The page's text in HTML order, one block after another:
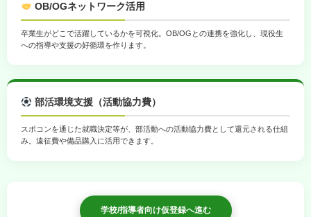
OB/OGネットワーク活用
卒業生がどこで活躍しているかを可視化。OB/OGとの連携を強化し、現役生
への指導や支援の好循環を作ります。
部活環境支援（活動協力費）
スポコンを通じた就職決定等が、部活動への活動協力費として還元される仕組
み。遠征費や備品購入に活用できます。
学校/指導者向け仮登録へ進む